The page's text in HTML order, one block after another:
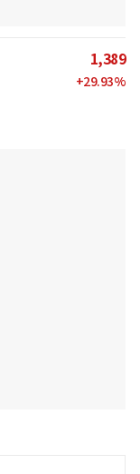
1,389
+29.93%